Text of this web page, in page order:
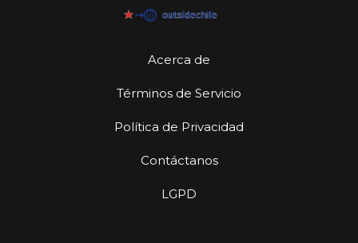
Acerca de
Términos de Servicio
Política de Privacidad
Contáctanos
LGPD